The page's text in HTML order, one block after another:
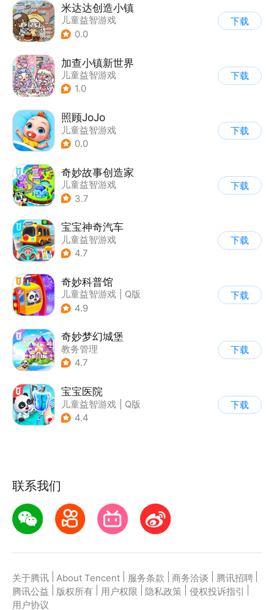
米达达创造小镇
儿童益智游戏
0.0
下载
加查小镇新世界
儿童益智游戏
1.0
下载
照顾JoJo
儿童益智游戏
0.0
下载
奇妙故事创造家
儿童益智游戏
3.7
下载
宝宝神奇汽车
儿童益智游戏
4.7
下载
奇妙科普馆
儿童益智游戏
Q版
4.9
下载
奇妙梦幻城堡
教务管理
| 儿童益智游戏
4.7
下载
宝宝医院
儿童益智游戏
Q版
4.4
下载
联系我们
关于腾讯 About Tencent 服务条款 商务洽谈 腾讯招聘
腾讯公益
版权所有 用户权限 隐私政策 侵权投诉指引
用户协议